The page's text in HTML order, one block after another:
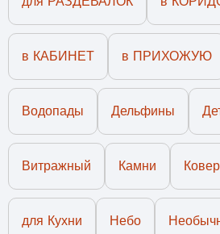
в КАБИНЕТ в ПРИХОЖУЮ
Водопады Дельфины
Витражный Камни Ковер
для Кухни Небо